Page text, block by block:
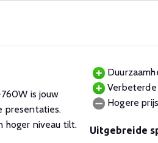
is jouw
presentaties.
hoger niveau tilt.
Hogere
Uitgebreide